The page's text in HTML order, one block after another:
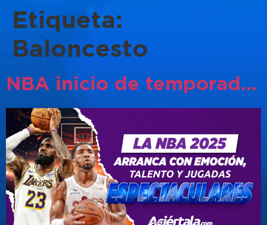
Etiqueta:
Baloncesto
NBA inicio de temporada 2025: espectáculo garantizado